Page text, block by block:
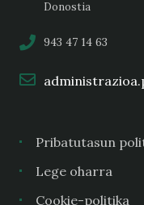
Donostia
943 47 14 63
Pribatutasun
Lege oharra
Cookie-politika